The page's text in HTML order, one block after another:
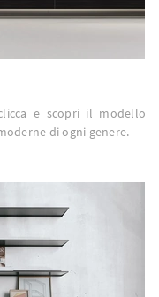
e scopri il modello
di ogni genere.